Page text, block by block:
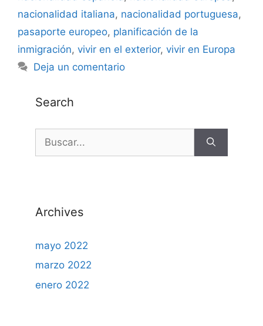
nacionalidad italiana, nacionalidad portuguesa,
pasaporte europeo, planificación de la
inmigración, vivir en el exterior, vivir en Europa
Deja un comentario
Search
Archives
mayo 2022
marzo 2022
enero 2022